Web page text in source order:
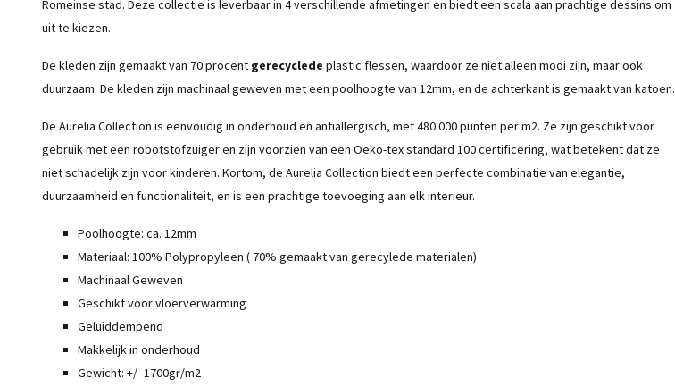
Romeinse stad. Deze collectie is leverbaar in 4 verschillende afmetingen en biedt een scala aan prachtige dessins om
uit te kiezen.
De kleden zijn gemaakt van 70 procent gerecyclede plastic flessen, waardoor ze niet alleen mooi zijn, maar ook
duurzaam. De kleden zijn machinaal geweven met een poolhoogte van 12mm, en de achterkant is gemaakt van katoen.
De Aurelia Collection is eenvoudig in onderhoud en antiallergisch, met 480.000 punten per m2. Ze zijn geschikt voor
gebruik met een robotstofzuiger en zijn voorzien van een Oeko-tex standard 100 certificering, wat betekent dat ze
niet schadelijk zijn voor kinderen. Kortom, de Aurelia Collection biedt een perfecte combinatie van elegantie,
duurzaamheid en functionaliteit, en is een prachtige toevoeging aan elk interieur.
Poolhoogte: ca. 12mm
Materiaal: 100% Polypropyleen ( 70% gemaakt van gerecylede materialen)
Machinaal Geweven
Geschikt voor vloerverwarming
Geluiddempend
Makkelijk in onderhoud
Gewicht: +/- 1700gr/m2